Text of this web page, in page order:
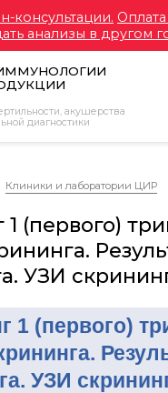
консультации.
анализы в другом
акушерства
диагностики
Клиники и лаборатории ЦИР
(первого)
УЗИ
1 (первого)
УЗИ